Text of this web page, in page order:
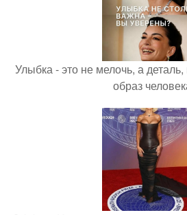
Улыбка - это не мелочь, а
образ